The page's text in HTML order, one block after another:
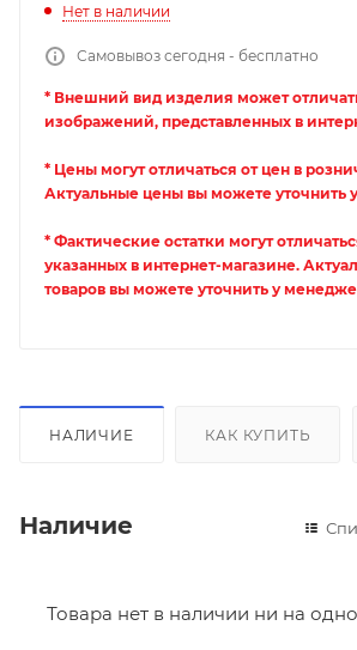
Нет в наличии
Самовывоз сегодня - бесплатно
* Внешний вид изделия может
изображений, представленных в
* Цены могут отличаться от цен в
Актуальные цены вы можете уточнить
* Фактические остатки могут
указанных в интернет-магазине.
товаров вы можете уточнить у
НАЛИЧИЕ КАК КУПИТЬ
Наличие
Товара нет в наличии ни на